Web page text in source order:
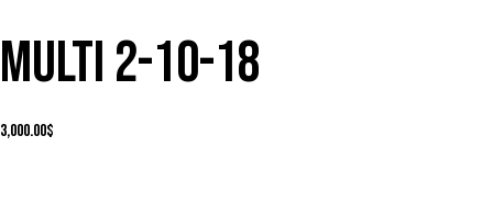
MULTI 2-10-18
3,000.00$